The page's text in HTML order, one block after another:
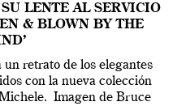
LENTE AL SERVICIO
& BLOWN BY THE
retrato de los elegantes
con la nueva colección
Imagen de Bruce